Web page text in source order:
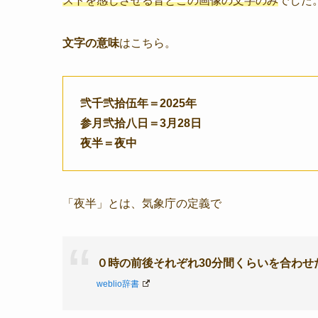
文字の意味はこちら。
弐千弐拾伍年＝2025年
参月弐拾八日＝3月28日
夜半＝夜中
「夜半」とは、気象庁の定義で
０時の前後それぞれ30分間くらいを合わせ
weblio辞書